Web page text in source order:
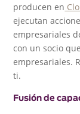
producen en
ejecutan
empresariales
con un socio
empresariales.
ti.
Fusión de